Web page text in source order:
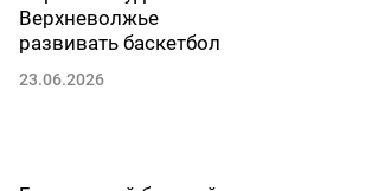
Верхневолжье
развивать баскетбол
23.06.2026